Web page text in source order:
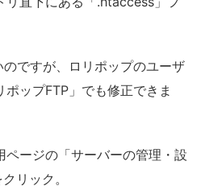
ですが、ロリポップのユーザ
ップFTP」でも修正できま
ページの「サーバーの管理・設
リック。